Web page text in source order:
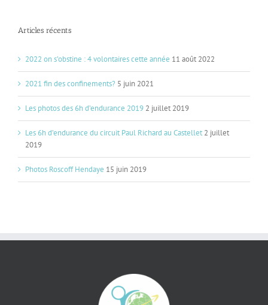
Articles récents
2022 on s’obstine : 4 volontaires cette année 11 août 2022
2021 fin des confinements? 5 juin 2021
Les photos des 6h d’endurance 2019 2 juillet 2019
Les 6h d’endurance du circuit Paul Richard au Castellet 2 juillet
2019
Photos Roscoff Hendaye 15 juin 2019